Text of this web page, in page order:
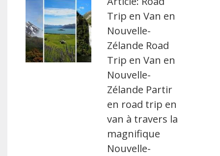
Trip en Van en
Nouvelle-
Zélande Road
Trip en Van en
Nouvelle-
Zélande Partir
en road trip en
van à travers la
magnifique
Nouvelle-